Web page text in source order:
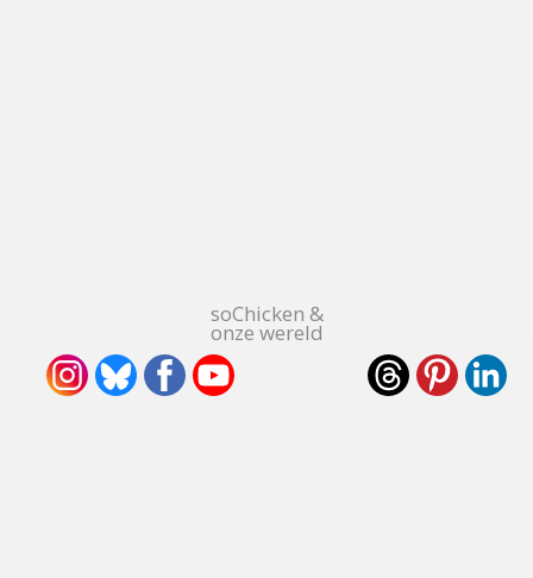
soChicken &
onze wereld